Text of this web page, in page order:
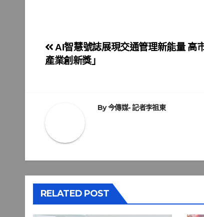
文
章
AI智慧號誌展現交通管理新能量 高
產業創新獎」
By今傳媒- 記者李祖東
RELATED POST